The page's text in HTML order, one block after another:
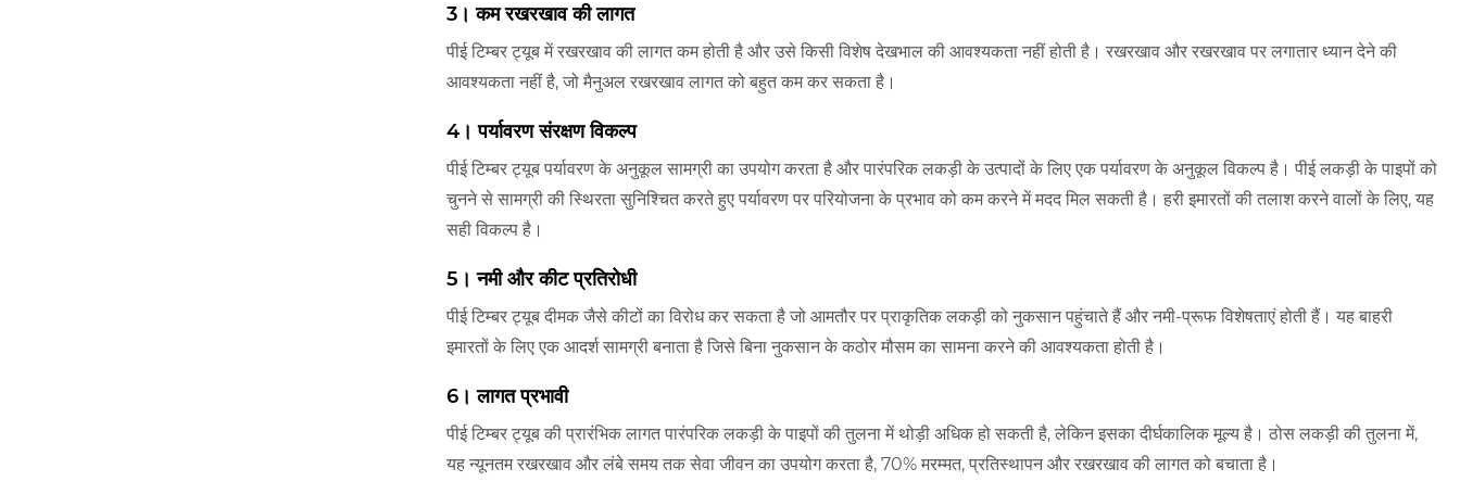
3। कम रखरखाव की लागत
पीई टिम्बर ट्यूब में रखरखाव की लागत कम होती है और उसे किसी विशेष देखभाल की आवश्यकता नहीं होती है। रखरखाव और रखरखाव पर लगातार ध्यान देने की
आवश्यकता नहीं है, जो मैनुअल रखरखाव लागत को बहुत कम कर सकता है।
4। पर्यावरण संरक्षण विकल्प
पीई टिम्बर ट्यूब पर्यावरण के अनुकूल सामग्री का उपयोग करता है और पारंपरिक लकड़ी के उत्पादों के लिए एक पर्यावरण के अनुकूल विकल्प है। पीई लकड़ी के पाइपों को
चुनने से सामग्री की स्थिरता सुनिश्चित करते हुए पर्यावरण पर परियोजना के प्रभाव को कम करने में मदद मिल सकती है। हरी इमारतों की तलाश करने वालों के लिए, यह
सही विकल्प है।
5। नमी और कीट प्रतिरोधी
पीई टिम्बर ट्यूब दीमक जैसे कीटों का विरोध कर सकता है जो आमतौर पर प्राकृतिक लकड़ी को नुकसान पहुंचाते हैं और नमी-प्रूफ विशेषताएं होती हैं। यह बाहरी
इमारतों के लिए एक आदर्श सामग्री बनाता है जिसे बिना नुकसान के कठोर मौसम का सामना करने की आवश्यकता होती है।
6। लागत प्रभावी
पीई टिम्बर ट्यूब की प्रारंभिक लागत पारंपरिक लकड़ी के पाइपों की तुलना में थोड़ी अधिक हो सकती है, लेकिन इसका दीर्घकालिक मूल्य है। ठोस लकड़ी की तुलना में,
यह न्यूनतम रखरखाव और लंबे समय तक सेवा जीवन का उपयोग करता है, 70% मरम्मत, प्रतिस्थापन और रखरखाव की लागत को बचाता है।